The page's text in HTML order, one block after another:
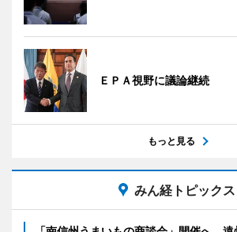
ＥＰＡ視野に議論継続
もっと見る
みん経トピックス